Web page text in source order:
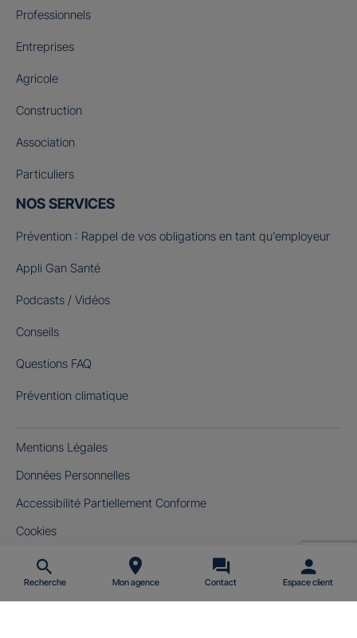
Recherche Mon agence Contact Espace client
Professionnels
Entreprises
Agricole
Construction
Association
Particuliers
NOS SERVICES
Prévention : Rappel de vos obligations en tant qu’employeur
Appli Gan Santé
Podcasts / Vidéos
Conseils
Questions FAQ
Prévention climatique
Mentions Légales
Données Personnelles
Accessibilité Partiellement Conforme
Cookies
Gérer mes cookies